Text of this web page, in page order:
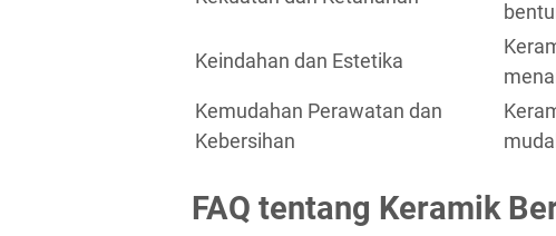
Keindahan dan Estetika
Kemudahan Perawatan dan
Kebersihan
FAQ tentang Keramik